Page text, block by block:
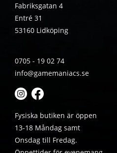
Fabriksgatan 4
Entré 31
53160 Lidköping
0705 - 19 02 74
info@gamemaniacs.se
Fysiska butiken är öppen
13-18 Måndag samt
Onsdag till Fredag.